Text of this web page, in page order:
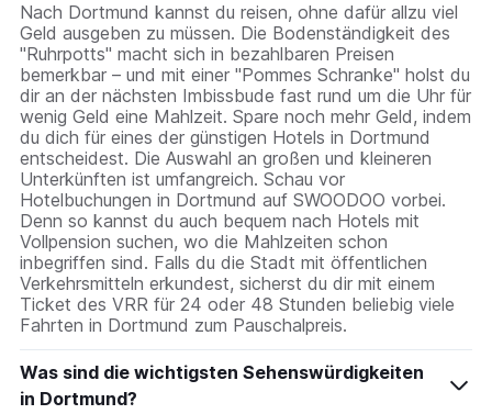
Nach Dortmund kannst du reisen, ohne dafür allzu viel
Geld ausgeben zu müssen. Die Bodenständigkeit des
"Ruhrpotts" macht sich in bezahlbaren Preisen
bemerkbar – und mit einer "Pommes Schranke" holst du
dir an der nächsten Imbissbude fast rund um die Uhr für
wenig Geld eine Mahlzeit. Spare noch mehr Geld, indem
du dich für eines der günstigen Hotels in Dortmund
entscheidest. Die Auswahl an großen und kleineren
Unterkünften ist umfangreich. Schau vor
Hotelbuchungen in Dortmund auf SWOODOO vorbei.
Denn so kannst du auch bequem nach Hotels mit
Vollpension suchen, wo die Mahlzeiten schon
inbegriffen sind. Falls du die Stadt mit öffentlichen
Verkehrsmitteln erkundest, sicherst du dir mit einem
Ticket des VRR für 24 oder 48 Stunden beliebig viele
Fahrten in Dortmund zum Pauschalpreis.
Was sind die wichtigsten Sehenswürdigkeiten
in Dortmund?